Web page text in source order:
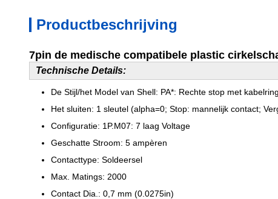
Productbeschrijving
7pin de medische compatibele plastic
Technische Details:
De Stijl/het Model van Shell: PA*: Rechte stop met kabelring
Het sluiten: 1 sleutel (alpha=0; Stop: mannelijk contact;
Configuratie: 1P.M07: 7 laag Voltage
Geschatte Stroom: 5 ampèren
Contacttype: Soldeersel
Max. Matings: 2000
Contact Dia.: 0,7 mm (0.0275in)